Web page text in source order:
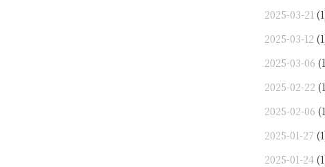
2025-03-21
2025-03-12
2025-03-06
2025-02-22
2025-02-06
2025-01-27
2025-01-24